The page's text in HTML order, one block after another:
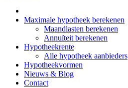
Maximale hypotheek berekenen
Maandlasten berekenen
Annuïteit berekenen
Hypotheekrente
Alle hypotheek aanbieders
Hypotheekvormen
Nieuws & Blog
Contact